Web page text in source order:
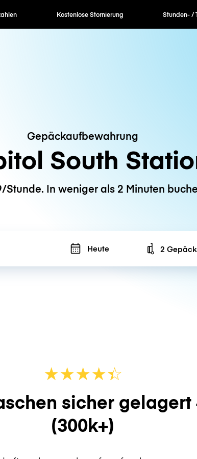
Kostenlose Stornierung Stunden- /
Gepäckaufbewahrung
South
Stunde. In weniger als 2 Minuten
Heute Number of
2
★★★★☆
★
sicher gelagert
(300k+)